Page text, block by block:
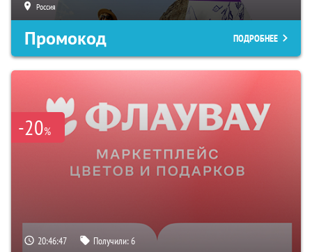
Россия
Промокод ПОДРОБНЕЕ
-20%
20:46:46 Получили:6